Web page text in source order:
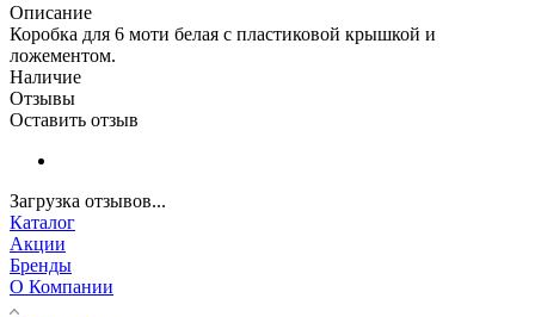
Описание
Коробка для 6 моти белая с пластиковой крышкой и
ложементом.
Наличие
Отзывы
Оставить отзыв
Загрузка отзывов...
Каталог
Акции
Бренды
О Компании